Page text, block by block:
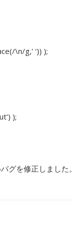
\n/g,’ ‘)) );
);
を修正しました。